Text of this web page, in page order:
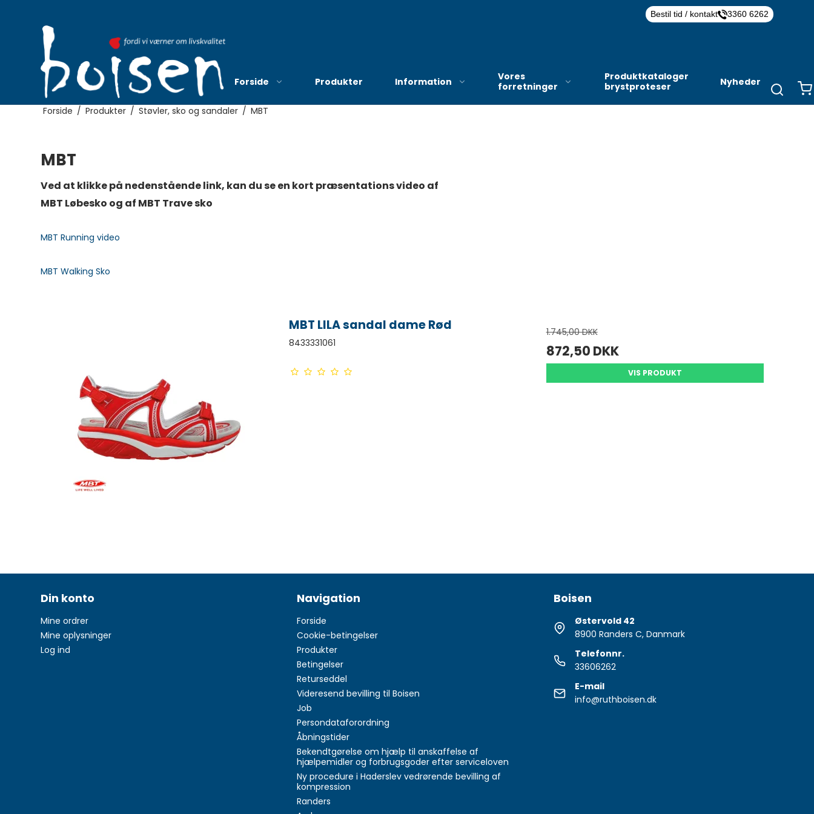
Bestil tid / kontakt 3360 6262
Forside Produkter Information
hjælp til anskaffelse af
Vores
forretninger
Produktkataloger
brystproteser
Nyheder
Forside / Produkter / Støvler, sko og sandaler / MBT
MBT
Ved at klikke på nedenstående link, kan du se en kort præsentations video af
MBT Løbesko og af MBT Trave sko
MBT Running video
MBT Walking Sko
MBT LILA sandal dame Rød
8433331061
1.745,00 DKK
872,50 DKK
VIS PRODUKT
Din konto
Mine ordrer
Mine oplysninger
Log ind
Navigation
Forside
Cookie-betingelser
Produkter
Betingelser
Returseddel
Videresend bevilling til Boisen
Job
Persondataforordning
Åbningstider
Bekendtgørelse om hjælp til anskaffelse af
hjælpemidler og forbrugsgoder efter serviceloven
Ny procedure i Haderslev vedrørende bevilling af
kompression
Randers
Boisen
Østervold 42
8900 Randers C, Danmark
Telefonnr.
33606262
E-mail
info@ruthboisen.dk